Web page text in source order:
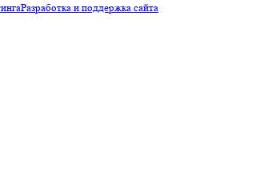
Разработка и поддержка сайта